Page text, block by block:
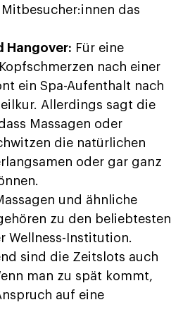
das
Hangover: Für eine
nach einer
ein Spa-Aufenthalt nach
Allerdings sagt die
Massagen oder
die natürlichen
oder gar ganz
und ähnliche
zu den beliebtesten
Wellness-Institution.
sind die Zeitslots auch
man zu spät kommt,
auf eine